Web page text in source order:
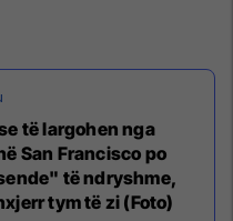
të largohen nga
San Francisco po
të ndryshme,
tym të zi (Foto)